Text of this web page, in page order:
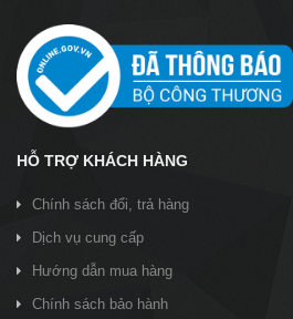
HỖ TRỢ KHÁCH HÀNG
Chính sách đổi, trả hàng
Dịch vụ cung cấp
Hướng dẫn mua hàng
Chính sách bảo hành